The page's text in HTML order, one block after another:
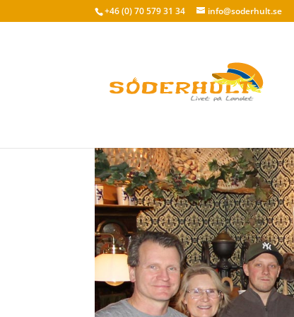
+46 (0) 70 579 31 34 info@soderhult.se